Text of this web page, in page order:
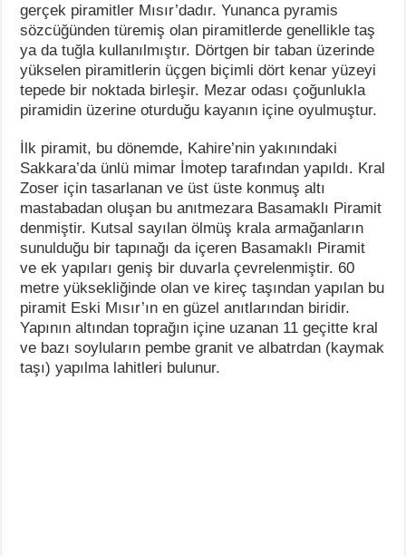
gerçek piramitler Mısır’dadır. Yunanca pyramis
sözcüğünden türemiş olan piramitlerde genellikle taş
ya da tuğla kullanılmıştır. Dörtgen bir taban üzerinde
yükselen piramitlerin üçgen biçimli dört kenar yüzeyi
tepede bir noktada birleşir. Mezar odası çoğunlukla
piramidin üzerine oturduğu kayanın içine oyulmuştur.
İlk piramit, bu dönemde, Kahire’nin yakınındaki
Sakkara’da ünlü mimar İmotep tarafından yapıldı. Kral
Zoser için tasarlanan ve üst üste konmuş altı
mastabadan oluşan bu anıtmezara Basamaklı Piramit
denmiştir. Kutsal sayılan ölmüş krala armağanların
sunulduğu bir tapınağı da içeren Basamaklı Piramit
ve ek yapıları geniş bir duvarla çevrelenmiştir. 60
metre yüksekliğinde olan ve kireç taşından yapılan bu
piramit Eski Mısır’ın en güzel anıtlarından biridir.
Yapının altından toprağın içine uzanan 11 geçitte kral
ve bazı soyluların pembe granit ve albatrdan (kaymak
taşı) yapılma lahitleri bulunur.